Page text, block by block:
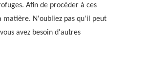
Afin de procéder à ces
matière. N'oubliez pas qu'il peut
avez besoin d'autres